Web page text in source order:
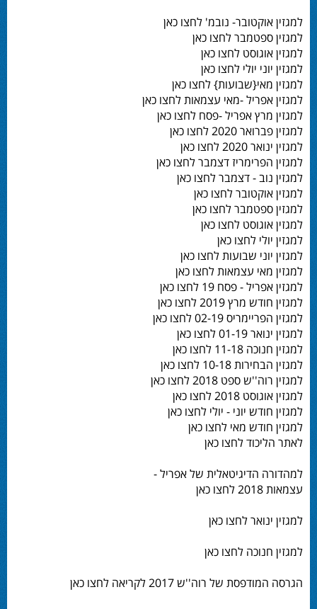
למגזין אוקטובר- נובמ' לחצו כאן
למגזין ספטמבר לחצו כאן
למגזין אוגוסט לחצו כאן
למגזין יוני יולי לחצו כאן
למגזין מאי{שבועות} לחצו כאן
למגזין אפריל -מאי עצמאות לחצו כאן
למגזין מרץ אפריל -פסח לחצו כאן
למגזין פברואר 2020 לחצו כאן
למגזין ינואר 2020 לחצו כאן
למגזין הפרימריז דצמבר לחצו כאן
למגזין נוב - דצמבר לחצו כאן
למגזין אוקטובר לחצו כאן
למגזין ספטמבר לחצו כאן
למגזין אוגוסט לחצו כאן
למגזין יולי לחצו כאן
למגזין יוני שבועות לחצו כאן
למגזין מאי עצמאות לחצו כאן
למגזין אפריל - פסח 19 לחצו כאן
למגזין חודש מרץ 2019 לחצו כאן
למגזין הפריימריס 02-19 לחצו כאן
למגזין ינואר 01-19 לחצו כאן
למגזין חנוכה 11-18 לחצו כאן
למגזין הבחירות 10-18 לחצו כאן
למגזין רוה''ש ספט 2018 לחצו כאן
למגזין אוגוסט 2018 לחצו כאן
למגזין חודש יוני - יולי לחצו כאן
למגזין חודש מאי לחצו כאן
לאתר הליכוד לחצו כאן
למהדורה הדיגיטאלית של אפריל -
עצמאות 2018 לחצו כאן
למגזין ינואר לחצו כאן
למגזין חנוכה לחצו כאן
הגרסה המודפסת של רוה''ש 2017 לקריאה לחצו כאן